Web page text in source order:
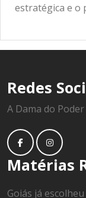
estratégica e o
Redes
A Dama do Poder
Matérias
Goiás já